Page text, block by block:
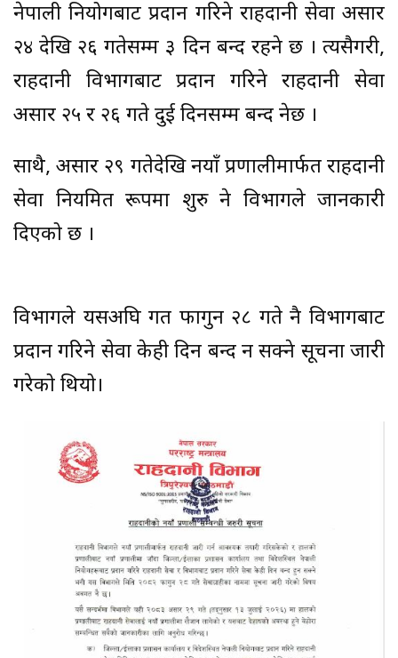
नेपाली नियोगबाट प्रदान गरिने राहदानी सेवा असार
२४ देखि २६ गतेसम्म ३ दिन बन्द रहने छ । त्यसैगरी,
राहदानी विभागबाट प्रदान गरिने राहदानी सेवा
असार २५ र २६ गते दुई दिनसम्म बन्द हुनेछ ।
साथै, असार २९ गतेदेखि नयाँ प्रणालीमार्फत राहदानी
सेवा नियमित रूपमा शुरु हुने विभागले जानकारी
दिएको छ ।
विभागले यसअघि गत फागुन २८ गते नै विभागबाट
प्रदान गरिने सेवा केही दिन बन्द हुन सक्ने सूचना जारी
गरेको थियो।